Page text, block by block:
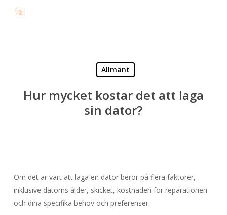
Allmänt
Hur mycket kostar det att laga
sin dator?
Om det är värt att laga en dator beror på flera faktorer,
inklusive datorns ålder, skicket, kostnaden för reparationen
och dina specifika behov och preferenser.